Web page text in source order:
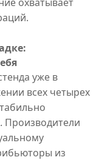
уже в
всех четырех
Производители
из